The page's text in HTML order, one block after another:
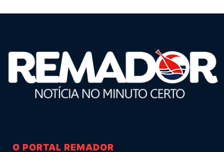
O PORTAL REMADOR